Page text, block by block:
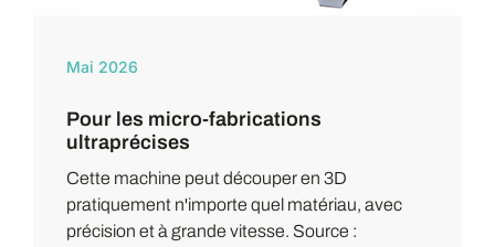
Mai 2026
Pour les micro-fabrications
ultraprécises
Cette machine peut découper en 3D
pratiquement n'importe quel matériau, avec
précision et à grande vitesse. Source :